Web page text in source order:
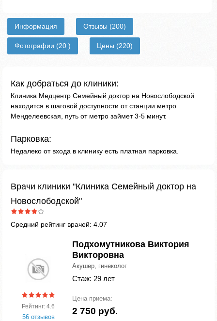
Информация Отзывы (200)
Фотографии (20 ) Цены (220)
Как добраться до клиники:
Клиника Медцентр Семейный доктор на Новослободской
находится в шаговой доступности от станции метро
Менделеевская, путь от метро займет 3-5 минут.
Парковка:
Недалеко от входа в клинику есть платная парковка.
Врачи клиники "Клиника Семейный доктор на
Новослободской"
Средний рейтинг врачей: 4.07
Рейтинг: 4.6
56 отзывов
Подхомутникова Виктория
Викторовна
Акушер, гинеколог
Стаж: 29 лет
Цена приема:
2 750 руб.